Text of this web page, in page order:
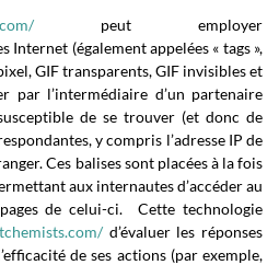
peut employer
Internet (également appelées « tags »,
GIF transparents, GIF invisibles et
par l’intermédiaire d’un partenaire
de se trouver (et donc de
y compris l’adresse IP de
Ces balises sont placées à la fois
aux internautes d’accéder au
de celui-ci. Cette technologie
d’évaluer les réponses
de ses actions (par exemple,